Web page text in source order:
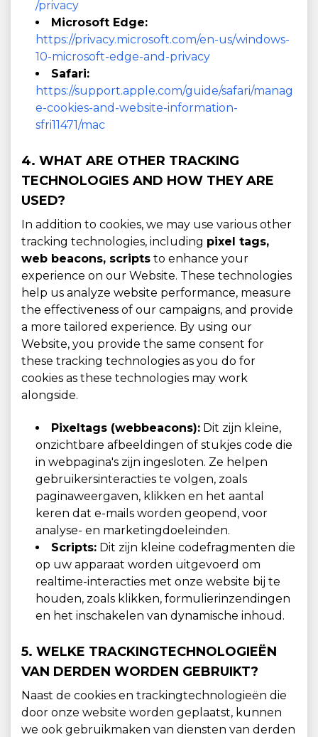
/privacy
Microsoft Edge:
https://privacy.microsoft.com/en-us/windows-
10-microsoft-edge-and-privacy
Safari:
https://support.apple.com/guide/safari/manag
e-cookies-and-website-information-
sfri11471/mac
4. WHAT ARE OTHER TRACKING
TECHNOLOGIES AND HOW THEY ARE
USED?
In addition to cookies, we may use various other
tracking technologies, including pixel tags,
web beacons, scripts to enhance your
experience on our Website. These technologies
help us analyze website performance, measure
the effectiveness of our campaigns, and provide
a more tailored experience. By using our
Website, you provide the same consent for
these tracking technologies as you do for
cookies as these technologies may work
alongside.
Pixeltags (webbeacons): Dit zijn kleine,
onzichtbare afbeeldingen of stukjes code die
in webpagina's zijn ingesloten. Ze helpen
gebruikersinteracties te volgen, zoals
paginaweergaven, klikken en het aantal
keren dat e-mails worden geopend, voor
analyse- en marketingdoeleinden.
Scripts: Dit zijn kleine codefragmenten die
op uw apparaat worden uitgevoerd om
realtime-interacties met onze website bij te
houden, zoals klikken, formulierinzendingen
en het inschakelen van dynamische inhoud.
5. WELKE TRACKINGTECHNOLOGIEËN
VAN DERDEN WORDEN GEBRUIKT?
Naast de cookies en trackingtechnologieën die
door onze website worden geplaatst, kunnen
we ook gebruikmaken van diensten van derden